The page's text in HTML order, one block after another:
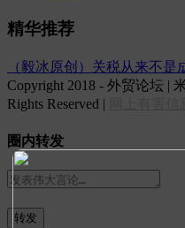
精华推荐
（毅冰原创）关税从来不
Copyright 2018 - 外贸论坛 |
Rights Reserved |
圈内转发